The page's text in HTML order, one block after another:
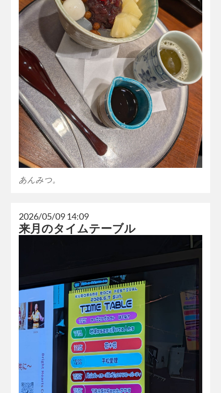
あんみつ。
2026/05/09 14:09
来月のタイムテーブル